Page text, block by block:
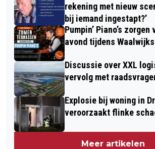
rekening met nieuw
bij iemand ingestapt?’
Pumpin’ Piano’s
avond tijdens
Discussie over XXL
vervolg met
Explosie bij woning in
veroorzaakt flinke
Meer artikelen